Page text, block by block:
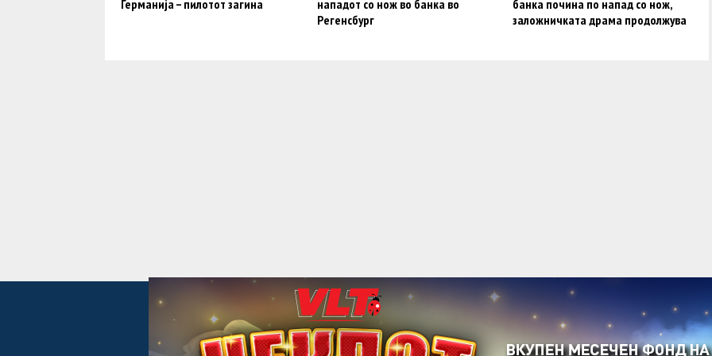
Германија – пилотот загина
нападот со нож во банка во
Регенсбург
банка почина по напад со нож,
заложничката драма продолжува